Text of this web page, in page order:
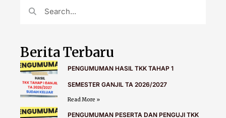
Berita Terbaru
PENGUMUMAN HASIL TKK TAHAP 1
SEMESTER GANJIL TA 2026/2027
Read More »
PENGUMUMAN PESERTA DAN PENGUJI TKK